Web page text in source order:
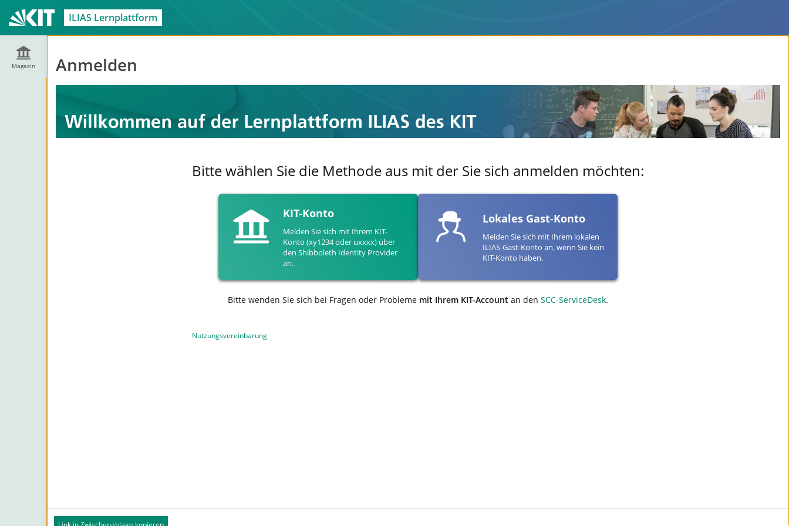
ILIAS Lernplattform
Magazin Anmelden
Bitte wählen Sie die Methode aus mit der Sie sich anmelden möchten:
KIT-Konto
Melden Sie sich mit Ihrem KIT-
Konto (xy1234 oder uxxxx) über
den Shibboleth Identity Provider
an.
Lokales Gast-Konto
Melden Sie sich mit Ihrem lokalen
ILIAS-Gast-Konto an, wenn Sie kein
KIT-Konto haben.
Bitte wenden Sie sich bei Fragen oder Probleme mit Ihrem KIT-Account an den SCC-ServiceDesk.
Nutzungsvereinbarung